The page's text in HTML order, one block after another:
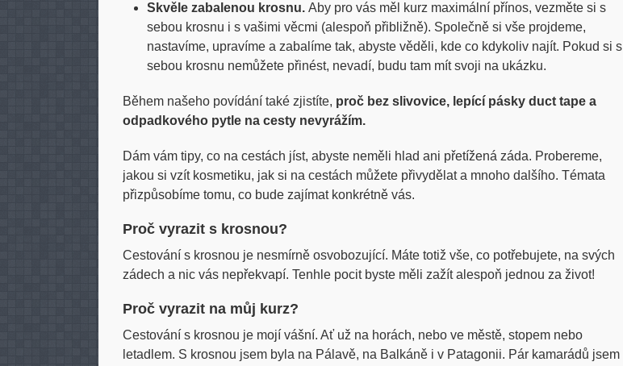
Skvěle zabalenou krosnu. Aby pro vás měl kurz maximální přínos, vezměte si s
sebou krosnu i s vašimi věcmi (alespoň přibližně). Společně si vše projdeme,
nastavíme, upravíme a zabalíme tak, abyste věděli, kde co kdykoliv najít. Pokud si s
sebou krosnu nemůžete přinést, nevadí, budu tam mít svoji na ukázku.
Během našeho povídání také zjistíte, proč bez slivovice, lepící pásky duct tape a
odpadkového pytle na cesty nevyrážím.
Dám vám tipy, co na cestách jíst, abyste neměli hlad ani přetížená záda. Probereme,
jakou si vzít kosmetiku, jak si na cestách můžete přivydělat a mnoho dalšího. Témata
přizpůsobíme tomu, co bude zajímat konkrétně vás.
Proč vyrazit s krosnou?
Cestování s krosnou je nesmírně osvobozující. Máte totiž vše, co potřebujete, na svých
zádech a nic vás nepřekvapí. Tenhle pocit byste měli zažít alespoň jednou za život!
Proč vyrazit na můj kurz?
Cestování s krosnou je mojí vášní. Ať už na horách, nebo ve městě, stopem nebo
letadlem. S krosnou jsem byla na Pálavě, na Balkáně i v Patagonii. Pár kamarádů jsem